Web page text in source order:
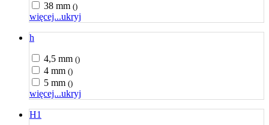
38 mm ()
więcej...ukryj
h
4,5 mm ()
4 mm ()
5 mm ()
więcej...ukryj
H1